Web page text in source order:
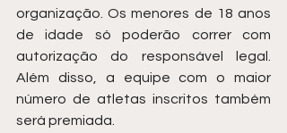
organização. Os menores de 18 anos
de idade só poderão correr com
autorização do responsável legal.
Além disso, a equipe com o maior
número de atletas inscritos também
será premiada.